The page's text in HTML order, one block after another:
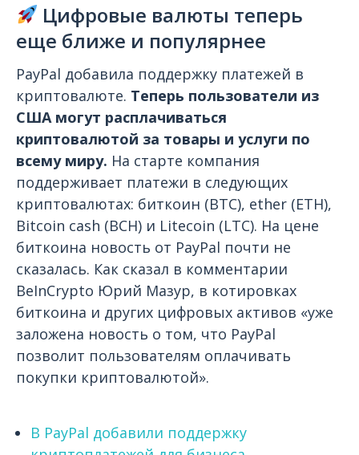
Цифровые валюты теперь
еще ближе и популярнее
PayPal добавила поддержку платежей в
криптовалюте. Теперь пользователи из
США могут расплачиваться
криптовалютой за товары и услуги по
всему миру. На старте компания
поддерживает платежи в следующих
криптовалютах: биткоин (BTC), ether (ETH),
Bitcoin cash (BCH) и Litecoin (LTC). На цене
биткоина новость от PayPal почти не
сказалась. Как сказал в комментарии
BeInCrypto Юрий Мазур, в котировках
биткоина и других цифровых активов «уже
заложена новость о том, что PayPal
позволит пользователям оплачивать
покупки криптовалютой».
В PayPal добавили поддержку